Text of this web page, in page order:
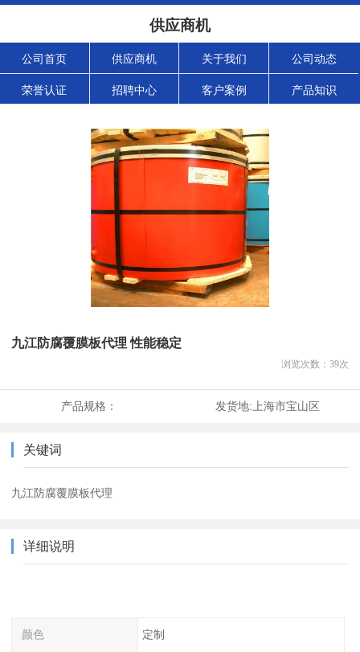
供应商机
公司首页 供应商机 关于我们 公司动态
荣誉认证 招聘中心 客户案例 产品知识
九江防腐覆膜板代理 性能稳定
浏览次数： 39次
产品规格： 发货地: 上海市宝山区
关键词
九江防腐覆膜板代理
详细说明
颜色 定制